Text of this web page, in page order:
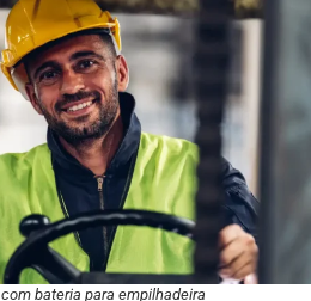
bateria para empilhadeira